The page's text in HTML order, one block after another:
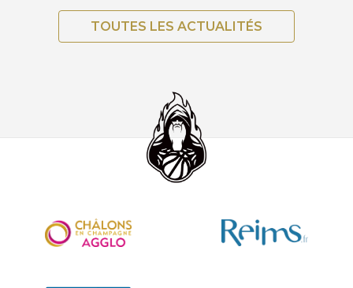
TOUTES LES ACTUALITÉS